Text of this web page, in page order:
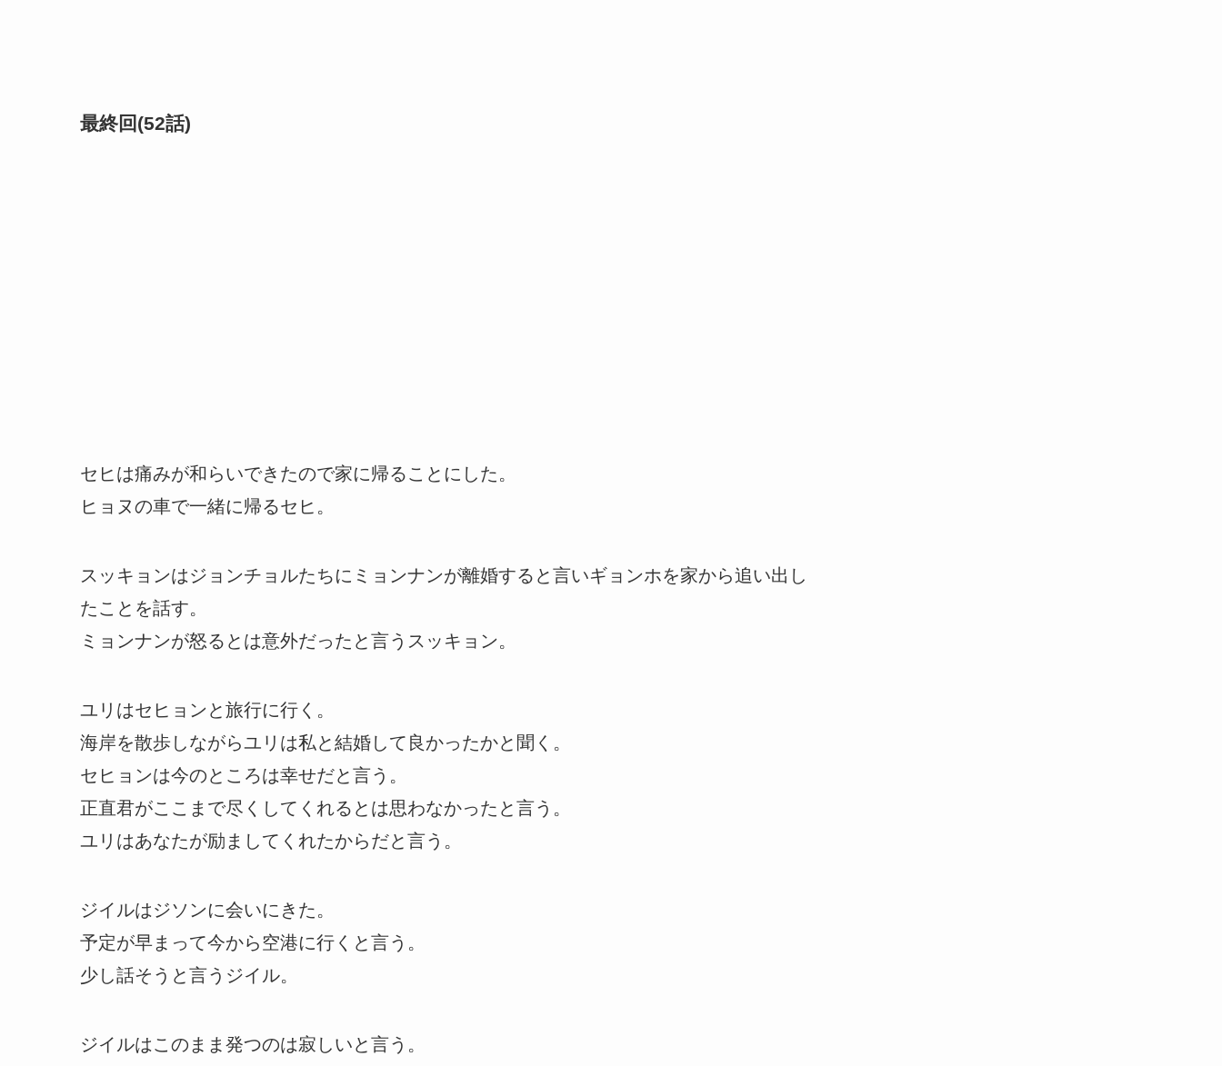
最終回(52話)
セヒは痛みが和らいできたので家に帰ることにした。
ヒョヌの車で一緒に帰るセヒ。
スッキョンはジョンチョルたちにミョンナンが離婚すると言いギョンホを家から追い出し
たことを話す。
ミョンナンが怒るとは意外だったと言うスッキョン。
ユリはセヒョンと旅行に行く。
海岸を散歩しながらユリは私と結婚して良かったかと聞く。
セヒョンは今のところは幸せだと言う。
正直君がここまで尽くしてくれるとは思わなかったと言う。
ユリはあなたが励ましてくれたからだと言う。
ジイルはジソンに会いにきた。
予定が早まって今から空港に行くと言う。
少し話そうと言うジイル。
ジイルはこのまま発つのは寂しいと言う。